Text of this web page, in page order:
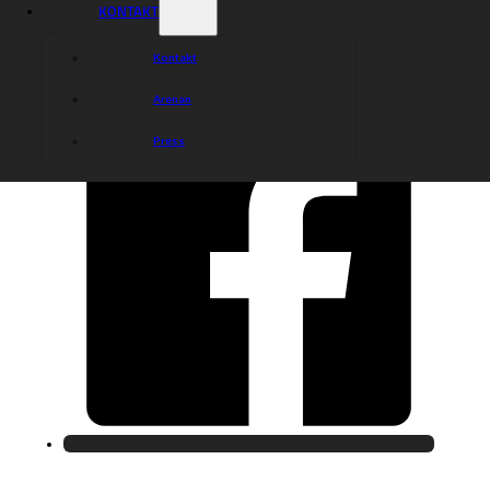
KONTAKT
Kontakt
Arenan
Press
Dela nyheten: